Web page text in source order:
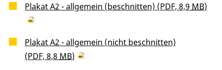
Plakat A2 - allgemein (beschnitten) (PDF, 8,9 MB)
Plakat A2 - allgemein (nicht beschnitten)
(PDF, 8,8 MB)